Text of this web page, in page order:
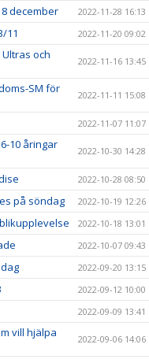
december 2022-11-28 16:13
11 2022-11-20 09:02
och
2022-11-16 13:45
SM för
2022-11-11 15:08
2022-11-07 11:07
10 åringar
2022-10-30 14:28
2022-10-28 08:50
på söndag 2022-10-19 12:26
2022-10-18 13:01
2022-10-07 09:43
2022-09-20 13:15
2022-09-12 10:00
2022-09-09 13:41
vill hjälpa
2022-09-06 14:06